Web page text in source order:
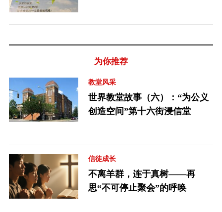
为你推荐
教堂风采
世界教堂故事（六）：“为公义
创造空间”第十六街浸信堂
信徒成长
不离羊群，连于真树——再
思“不可停止聚会”的呼唤